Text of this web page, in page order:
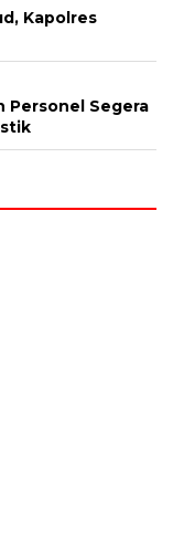
Kapolres
Personel Segera